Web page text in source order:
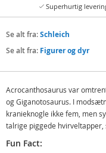
Superhurtig
Se alt fra:Schleich
Se alt fra: Figurer og dyr
Acrocanthosaurus var
og Giganotosaurus. I
kranieknogle ikke fem, men
talrige piggede
Fun Fact: